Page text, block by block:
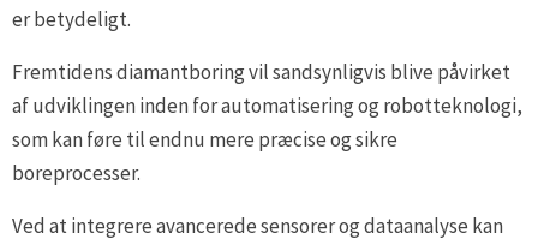
er betydeligt.
Fremtidens diamantboring vil sandsynligvis blive påvirket
af udviklingen inden for automatisering og robotteknologi,
som kan føre til endnu mere præcise og sikre
boreprocesser.
Ved at integrere avancerede sensorer og dataanalyse kan